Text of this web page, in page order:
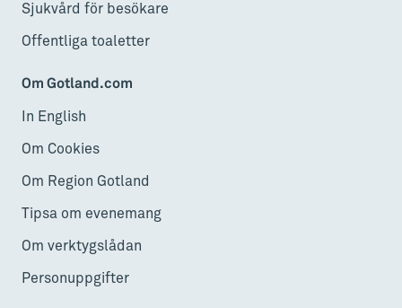
Sjukvård för besökare
Offentliga toaletter
Om Gotland.com
In English
Om Cookies
Om Region Gotland
Tipsa om evenemang
Om verktygslådan
Personuppgifter